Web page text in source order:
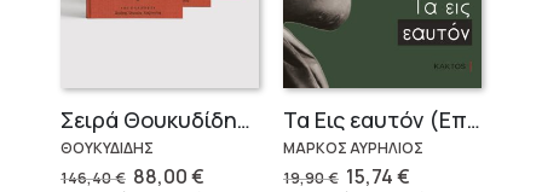
Σειρά Θουκυδίδης – Δεμένο (4 τόμοι)
ΘΟΥΚΥΔΙΔΗΣ
146,40€ Original
88,00€Η
Τα Εις εαυτόν (Επίτομο) – Μάρκος Αυρήλιος
ΜΑΡΚΟΣ ΑΥΡΗΛΙΟΣ
19,90€ Original
15,74€Η